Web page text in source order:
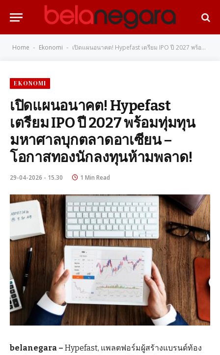
Home - Ekonomi - เปิดแผนอนาคต! Hypefast เตรียม IPO ปี 2027 พร้อมทุ่มทุนมหาศาลบุกตลาดอาเซียน – โอกาสทองนักลงทุนห้ามพลาด!
EKONOMI
เปิดแผนอนาคต! Hypefast
เตรียม IPO ปี 2027 พร้อมทุ่มทุน
มหาศาลบุกตลาดอาเซียน –
โอกาสทองนักลงทุนห้ามพลาด!
29-04-2026 - 15.30 1 Min Read
belanegara – Hypefast, แพลตฟอร์มผู้สร้างแบรนด์ท้อง